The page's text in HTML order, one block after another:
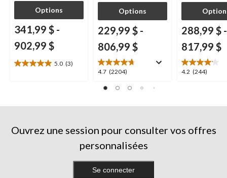
Options
341,99 $ -
902,99 $
5.0 (3)
5.0
3
Options
229,99 $ -
806,99 $
4.7 (2204)
4.7
sur
288,99 $ -
817,99 $
4.2 (244)
4.2
Ouvrez une session pour consulter vos offres
personnalisées
Se connecter